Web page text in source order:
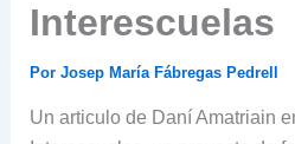
Interescuelas
Por Josep María Fábregas Pedrell
Un articulo de Daní Amatriain